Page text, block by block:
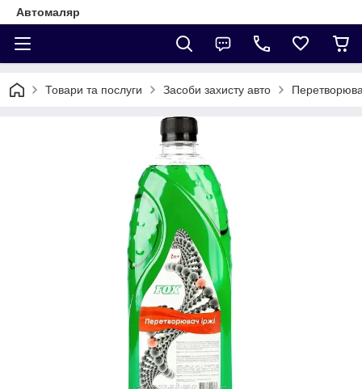
Автомаляр
Товари та послуги Засоби захисту авто